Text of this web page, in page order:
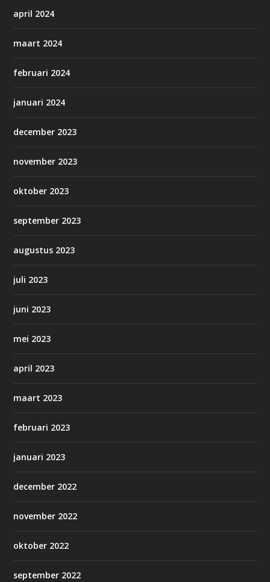
april 2024
maart 2024
februari 2024
januari 2024
december 2023
november 2023
oktober 2023
september 2023
augustus 2023
juli 2023
juni 2023
mei 2023
april 2023
maart 2023
februari 2023
januari 2023
december 2022
november 2022
oktober 2022
september 2022